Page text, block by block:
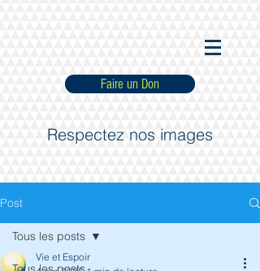
Faire un Don
Respectez nos images
Post
Tous les posts
Vie et Espoir